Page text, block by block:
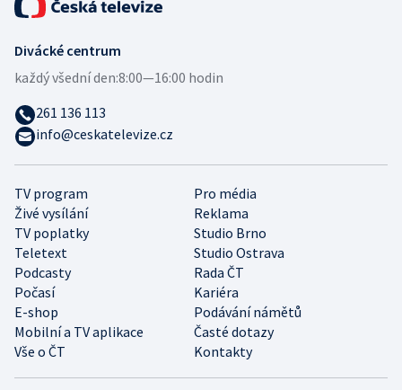
TV program
Pro média
Živé vysílání
Reklama
TV poplatky
Studio Brno
Teletext
Studio Ostrava
Podcasty
Rada ČT
Počasí
Kariéra
E-shop
Podávání námětů
Mobilní a TV aplikace
Časté dotazy
Vše o ČT
Kontakty
Divácké centrum
každý všední den:8:00—16:00 hodin
261 136 113
info@ceskatelevize.cz